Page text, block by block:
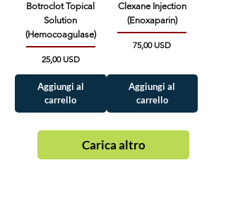
Botroclot Topical
Solution
(Hemocoagulase)
Prezzo
25,00 USD
Aggiungi al
carrello
Clexane Injection
(Enoxaparin)
Prezzo
75,00 USD
Aggiungi al
carrello
Carica altro